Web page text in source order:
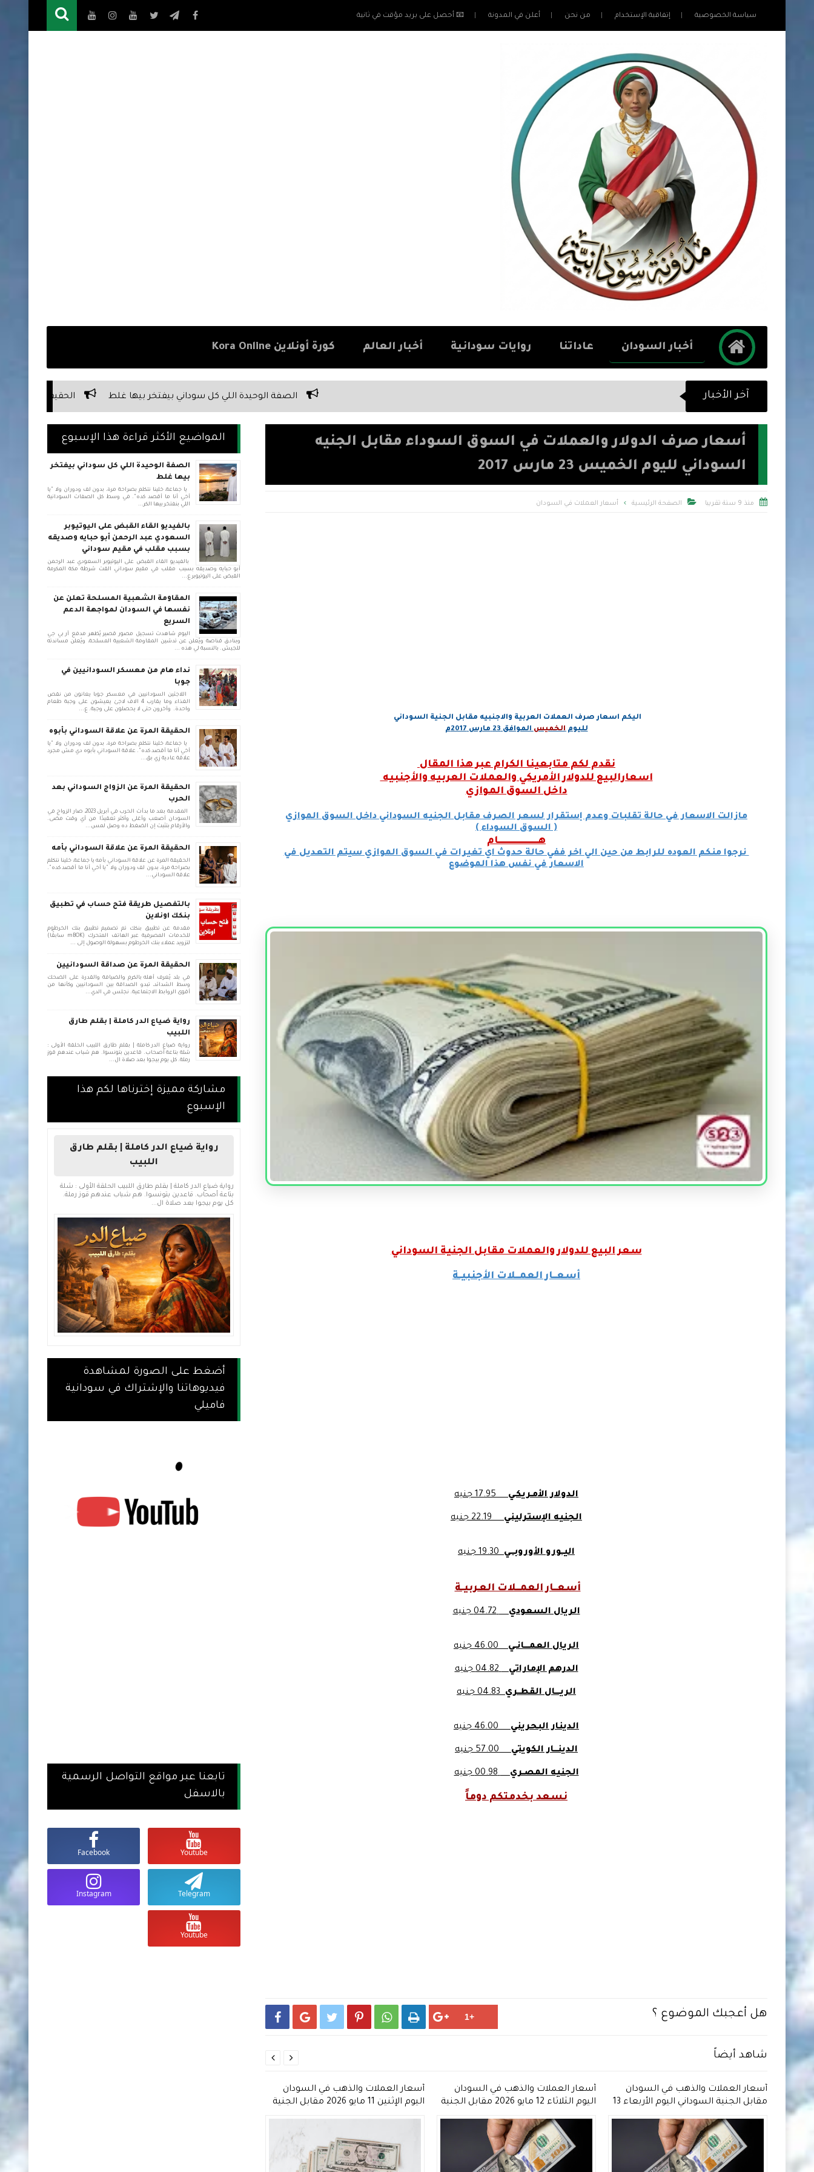
سياسة الخصوصية إتفاقية الإستخدام من نحن أعلن في المدونة 📧 أحصل على بريد مؤقت في ثانية
أخبار السودان عاداتنا روايات سودانية أخبار العالم كورة أونلاين Kora Online
آخر الأخبار الصفة الوحيدة اللي كل سوداني بيفتخر بيها غلط الحقيقة المرة عن علاقة السوداني بأبوه
أسعار صرف الدولار والعملات في السوق السوداء مقابل الجنيه
السوداني لليوم الخميس 23 مارس 2017
 منذ 9 سنة تقريبا  الصفحة الرئيسية أسعار العملات في السودان
اليكم اسعار صرف العملات العربية والاجنبيه مقابل الجنية السوداني
لليومالخميسالموافق 23 مارس 2017م
نقدم لكم متابعينا الكرام عبر هذا المقال
اسعارالبيع للدولار الأمريكي والعملات العربيه والأجنبيه
داخل السوق الموازي
مازالت الاسعار في حالة تقلبات وعدم إستقرار لسعر الصرف مقابل الجنيه السوداني داخل السوق الموازي
( السوق السوداء )
هـــــــــــــــــــــــــــــــــام
نرجوا منكم العوده للرابط من حين الي اخر ففي حالة حدوث اي تغيرات في السوق الموازي سيتم التعديل في
الاسعار في نفس هذا الموضوع
سعر البيع للدولار والعملات مقابل الجنية السوداني
أسعـــار العمـــلات الأجنبيــة
الدولار الأمـريكـي17.95 جنيه
الجنيه الإسترليني22.19 جنيه
اليــورو الأوروبـــي19.30 جنيه
أسعـــار العمـــلات العـربيــة
الريال السعودي04.72 جنيه
الريال العمــــانــي46.00 جنيه
الدرهم الإماراتي04.82 جنيه
الريــــال القطــري04.83 جنيه
الدينار البحريني46.00 جنيه
الدينـــار الكويتي57.00 جنيه
الجنيه المصـري00.98 جنيه
نسعد بخدمتكم دوماً
هل أعجبك الموضوع ؟      
شاهد أيضاً
مقابل الجنية
أسعار العملات والذهب في السودان
مقابل الجنية السوداني اليوم الأربعاء 13
أسعار العملات والذهب في السودان
اليوم الثلاثاء 12 مايو 2026 مقابل الجنية
أسعار العملات والذهب في السودان
اليوم الإثنين 11 مايو 2026 مقابل الجنية
أسعار العملات


المواضيع الأكثر قراءة هذا الإسبوع
الصفة الوحيدة اللي كل سوداني بيفتخر
بيها غلط
يا جماعة، خلينا نتكلم بصراحة مرة، بدون لف ودوران ولا "يا
أخي أنا ما أقصد كده". في وسط كل الصفات السودانية
اللي بنفتخر بيها الكر...
بالفيديو القاء القبض على اليوتيوبر
السعودي عبد الرحمن أبو حبايه وصديقه
بسبب مقلب في مقيم سوداني
بالفيديو القاء القبض على اليوتيوبر السعودي عبد الرحمن
أبو حبايه وصديقه بسبب مقلب في مقيم سوداني القت شرطة مكة المكرمة
القبض على اليوتيوبر ع...
المقاومة الشعبية المسلحة تعلن عن
نفسها في السودان لمواجهة الدعم
السريع
اليوم شاهدت تسجيل مصور قصير يُظهر مدفع آر بي جي
وبنادق قناصة ويُعلن عن تدشين المقاومة الشعبية المسلحة، ويُعلن مساندته
للجيش. بالنسبة لي هذه ...
نداء هام من معسكر السودانيين في
جوبا
اللاجئين السودانيين في معسكر جوبا يعانون من نقص
الغذاء وما يقارب 4 الاف لاجئ يعيشون على وجبة طعام
واحدة. وأخرون حتى لا يحصلون على وجبة. ع...
الحقيقة المرة عن علاقة السوداني بأبوه
يا جماعة، خلينا نتكلم بصراحة مرة، بدون لف ودوران ولا "يا
أخي أنا ما أقصد كده". علاقة السوداني بأبوه دي مش مجرد
علاقة عادية زي بق...
الحقيقة المرة عن الزواج السوداني بعد
الحرب
المقدمة بعد ما بدأت الحرب في أبريل 2023، صار الزواج في
السودان أصعب وأغلى وأكثر تعقيدًا من أي وقت مضى.
والأرقام بتثبت إن الضغط ده وصل لمس...
الحقيقة المرة عن علاقة السوداني بأمه
الحقيقة المرة عن علاقة السوداني بأمه يا جماعة، خلينا نتكلم
بصراحة مرة، بدون لف ودوران ولا "يا أخي أنا ما أقصد كده".
علاقة السوداني...
بالتفصيل طريقة فتح حساب في تطبيق
بنكك اونلاين
مقدمة عن تطبيق بنكك تم تصميم تطبيق بنك الخرطوم
للخدمات المصرفية عبر الهاتف المتحرك (mBOK سابقًا)
لتزويد عملاء بنك الخرطوم بسهولة الوصول إلى ...
الحقيقة المرة عن صداقة السودانيين
في بلد يُعرف أهله بالكرم والضيافة والقدرة على الضحك
وسط الشدائد، تبدو الصداقة بين السودانيين وكأنها من
أقوى الروابط الاجتماعية. نجلس في الدي...
رواية ضياع الدر كاملة | بقلم طارق
اللبيب
رواية ضياع الدر كاملة | بقلم طارق اللبيب الحلقة الأولى :
شلة بتاعة أصحاب. قاعدين بتونسوا. هم شباب عندهم قوز
رملة. كل يوم بيجوا بعد صلاة ال...
مشاركة مميزة إخترناها لكم هذا
الإسبوع
رواية ضياع الدر كاملة | بقلم طارق
اللبيب
رواية ضياع الدر كاملة | بقلم طارق اللبيب الحلقة الأولى : شلة
بتاعة أصحاب. قاعدين بتونسوا. هم شباب عندهم قوز رملة.
كل يوم بيجوا بعد صلاة ال...
أضغط على الصورة لمشاهدة
فيديوهاتنا والإشتراك في سودانية
فاميلي
تابعنا عبر مواقع التواصل الرسمية
بالاسفل
Youtube
Facebook
Telegram
Instagram
Youtube